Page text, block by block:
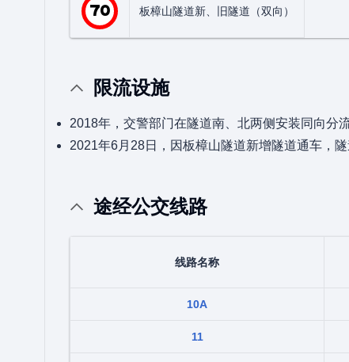
70 板樟山隧道新、旧隧道（双向）
限流设施
2018年，交警部门在隧道南、北两侧安装同向分
2021年6月28日，因板樟山隧道新增隧道通车，
途经公交线路
线路名称
10A
11